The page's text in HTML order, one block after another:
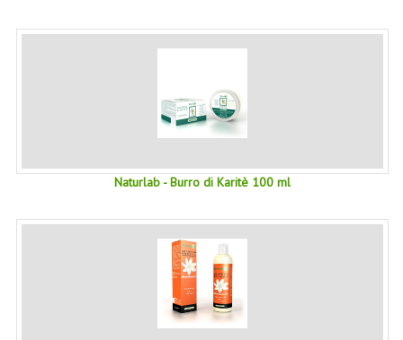
INTEGRATORI FITOTERAPICI
$$$....SPESA LOW COST
FORBICI
CANCELLERIA
ARTICOLI PER LA CUCINA
COLTELLI SVIZZERI
PC & MOUSE
Naturlab - Burro di Karitè 100 ml